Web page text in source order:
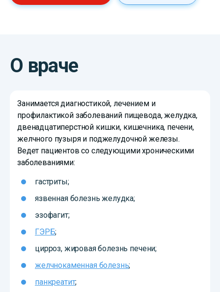
О враче
Занимается диагностикой, лечением и
профилактикой заболеваний пищевода, желудка,
двенадцатиперстной кишки, кишечника, печени,
желчного пузыря и поджелудочной железы.
Ведет пациентов со следующими хроническими
заболеваниями:
гастриты;
язвенная болезнь желудка;
эзофагит;
ГЭРБ;
цирроз, жировая болезнь печени;
желчнокаменная болезнь;
панкреатит;